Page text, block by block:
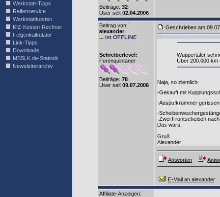
Werkstatt-Tipps
Reifenservice
Werkstattkosten
KfZ-Kosten-Rechner
Felgenkalkulator
Link-Tipps
Downloads
MBSLK.de-Statistik
Newsletterarchiv
Beiträge: 32
User seit 02.04.2006
Beitrag von:
alexander
... ist OFFLINE
Schreiberlevel:
Forenquintaner
Beiträge: 78
User seit 09.07.2006
Geschrieben am
Wuppertaler
Über 200.000 km
Naja, so ziemlich:
-Gekauft mit
-Auspufkrümmer
-
-Zwei Frontscheiben
Das wars.
Gruß
Alexander
Antworten
E-Mail an alexander
Affiliate-Anzeigen: